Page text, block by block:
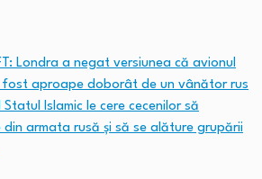
Londra a negat versiunea că avionul
aproape doborât de un vânător rus
Statul Islamic le cere cecenilor să
din armata rusă și să se alăture grupării